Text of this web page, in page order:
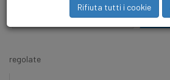
non regolate
regolate
Rifiuta tutti i cookie